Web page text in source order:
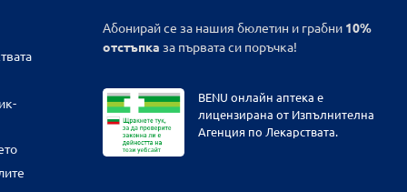
Абонирай се за нашия бюлетин и грабни 10%
отстъпка за първата си поръчка!
BENU онлайн аптека е
лицензирана от Изпълнителна
Агенция по Лекарствата.